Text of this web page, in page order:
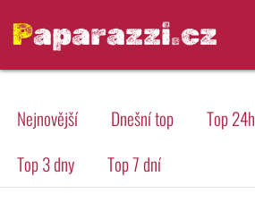
Paparazzi.cz
Nejnovější Dnešní top Top 24h
Top 3 dny
Top 7 dní